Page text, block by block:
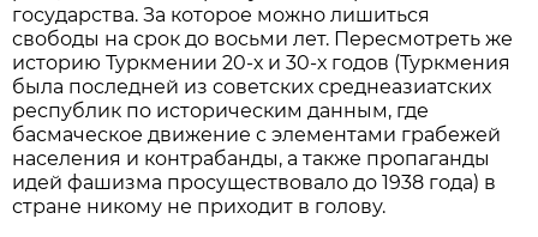
государства. За которое можно лишиться
свободы на срок до восьми лет. Пересмотреть же
историю Туркмении 20-х и 30-х годов (Туркмения
была последней из советских среднеазиатских
республик по историческим данным, где
басмаческое движение с элементами грабежей
населения и контрабанды, а также пропаганды
идей фашизма просуществовало до 1938 года) в
стране никому не приходит в голову.